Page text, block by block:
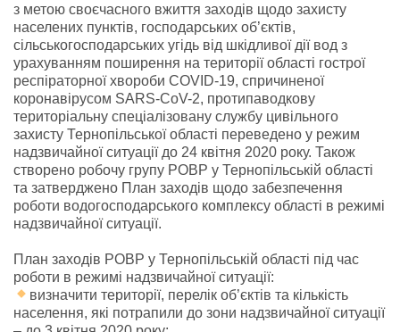
з метою своєчасного вжиття заходів щодо захисту
населених пунктів, господарських об’єктів,
сільськогосподарських угідь від шкідливої дії вод з
урахуванням поширення на території області гострої
респіраторної хвороби COVID-19, спричиненої
коронавірусом SARS-CoV-2, протипаводкову
територіальну спеціалізовану службу цивільного
захисту Тернопільської області переведено у режим
надзвичайної ситуації до 24 квітня 2020 року. Також
створено робочу групу РОВР у Тернопільській області
та затверджено План заходів щодо забезпечення
роботи водогосподарського комплексу області в режимі
надзвичайної ситуації.
План заходів РОВР у Тернопільській області під час
роботи в режимі надзвичайної ситуації:
визначити території, перелік об’єктів та кількість
населення, які потрапили до зони надзвичайної ситуації